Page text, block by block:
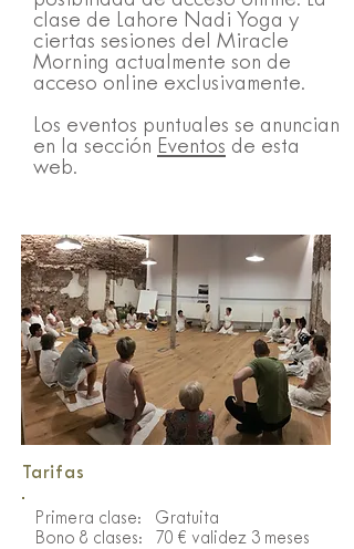
clase de Lahore Nadi Yoga y
ciertas sesiones del Miracle
Morning actualmente son de
acceso online exclusivamente.
Los eventos puntuales se anuncian
en la sección Eventos de esta
web.
Tarifas
Primera clase: Gratuita
Bono 8 clases: 70 € validez 3 meses